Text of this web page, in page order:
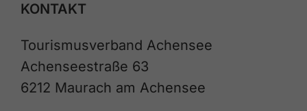
KONTAKT
Tourismusverband Achensee
Achenseestraße 63
6212 Maurach am Achensee